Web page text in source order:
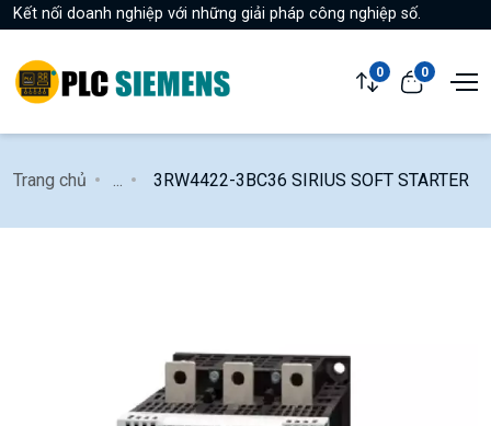
Kết nối doanh nghiệp với những giải pháp công nghiệp số.
0 0
Trang chủ 3RW4422-3BC36 SIRIUS SOFT STARTER